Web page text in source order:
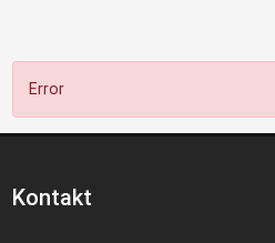
Error
Kontakt